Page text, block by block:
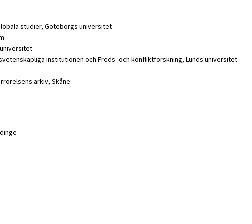
studier, Göteborgs universitet
institutionen och Freds- och konfliktforskning, Lunds universitet
arkiv, Skåne